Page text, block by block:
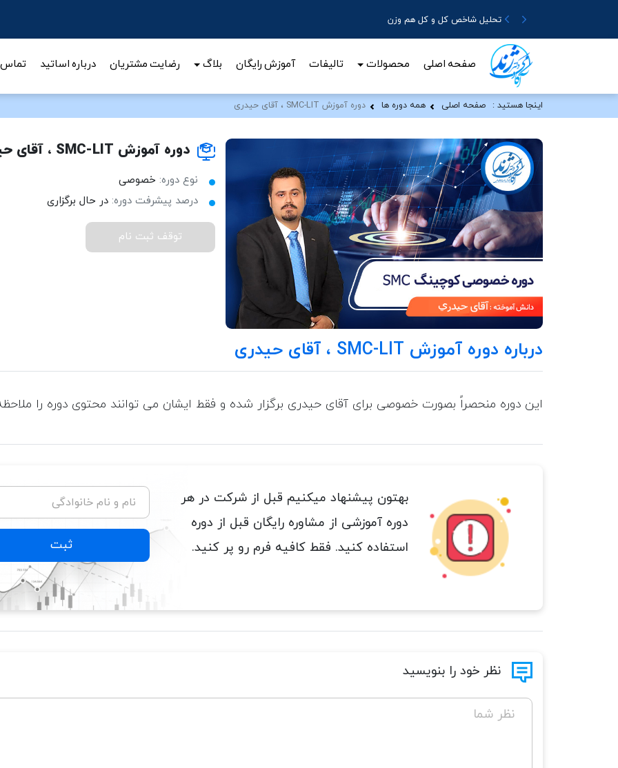
تحلیل شاخص کل و کل هم وزن
صفحه اصلی محصولات تالیفات آموزش رایگان بلاگ رضایت مشتریان درباره اساتید تماس
اینجا هستید : صفحه اصلی همه دوره ها دوره آموزش SMC-LIT ، آقای حیدری
دوره آموزش SMC-LIT ، آقای حیدری
نوع دوره: خصوصی
درصد پیشرفت دوره: در حال برگزاری
توقف ثبت نام
درباره دوره آموزش SMC-LIT ، آقای حیدری
این دوره منحصراً بصورت خصوصی برای آقای حیدری برگزار شده و فقط ایشان می توانند محتوی دوره را
بهتون پیشنهاد میکنیم قبل از شرکت در هر
دوره آموزشی از مشاوره رایگان قبل از دوره
استفاده کنید. فقط کافیه فرم رو پر کنید.
نام و نام خانوادگی
ثبت
نظر خود را بنویسید
نظر شما